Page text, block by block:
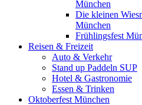
München
Die kleinen
München
Frühlingsfest
Reisen & Freizeit
Auto & Verkehr
Stand up Paddeln SUP
Hotel & Gastronomie
Essen & Trinken
Oktoberfest München